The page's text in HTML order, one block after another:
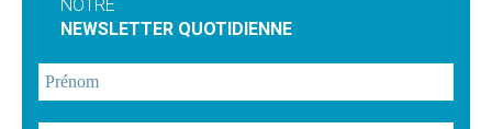
NOTRE
NEWSLETTER QUOTIDIENNE